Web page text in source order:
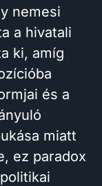
nemesi
a hivatali
ki, amíg
és a
miatt
ez paradox